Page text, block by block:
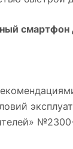
смартфон
№2300-